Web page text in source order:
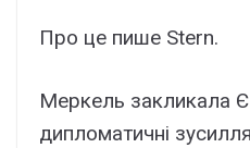
Про це пише Stern.
Меркель закликала
дипломатичні